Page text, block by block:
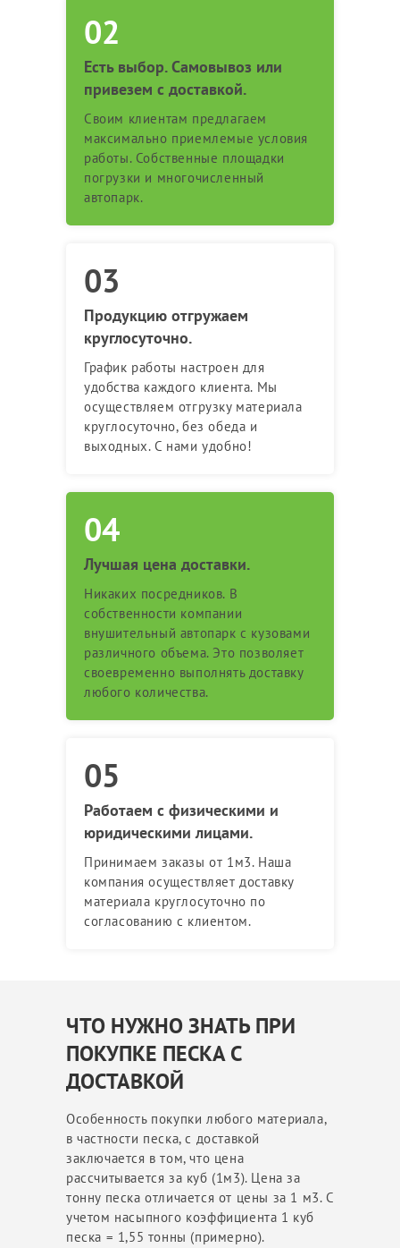
Есть выбор. Самовывоз или
привезем с доставкой.
Своим клиентам предлагаем
максимально приемлемые условия
работы. Собственные площадки
погрузки и многочисленный
автопарк.
Продукцию отгружаем
круглосуточно.
График работы настроен для
удобства каждого клиента. Мы
осуществляем отгрузку материала
круглосуточно, без обеда и
выходных. С нами удобно!
Лучшая цена доставки.
Никаких посредников. В
собственности компании
внушительный автопарк с кузовами
различного объема. Это позволяет
своевременно выполнять доставку
любого количества.
Работаем с физическими и
юридическими лицами.
Принимаем заказы от 1м3. Наша
компания осуществляет доставку
материала круглосуточно по
согласованию с клиентом.
ЧТО НУЖНО ЗНАТЬ ПРИ
ПОКУПКЕ ПЕСКА С
ДОСТАВКОЙ
Особенность покупки любого материала,
в частности песка, с доставкой
заключается в том, что цена
рассчитывается за куб (1м3). Цена за
тонну песка отличается от цены за 1 м3. С
учетом насыпного коэффициента 1 куб
песка = 1,55 тонны (примерно).